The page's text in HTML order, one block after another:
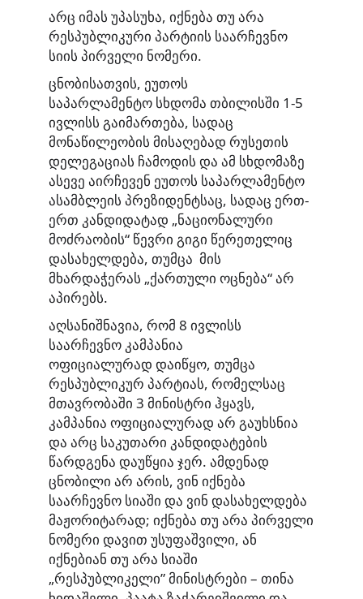
არც იმას უპასუხა, იქნება თუ არა
რესპუბლიკური პარტიის საარჩევნო
სიის პირველი ნომერი.
ცნობისათვის, ეუთოს
საპარლამენტო სხდომა თბილისში 1-5
ივლისს გაიმართება, სადაც
მონაწილეობის მისაღებად რუსეთის
დელეგაციას ჩამოდის და ამ სხდომაზე
ასევე აირჩევენ ეუთოს საპარლამენტო
ასამბლეის პრეზიდენტსაც, სადაც ერთ-
ერთ კანდიდატად „ნაციონალური
მოძრაობის“ წევრი გიგი წერეთელიც
დასახელდება, თუმცა მის
მხარდაჭერას „ქართული ოცნება“ არ
აპირებს.
აღსანიშნავია, რომ 8 ივლისს
საარჩევნო კამპანია
ოფიციალურად დაიწყო, თუმცა
რესპუბლიკურ პარტიას, რომელსაც
მთავრობაში 3 მინისტრი ჰყავს,
კამპანია ოფიციალურად არ გაუხსნია
და არც საკუთარი კანდიდატების
წარდგენა დაუწყია ჯერ. ამდენად
ცნობილი არ არის, ვინ იქნება
საარჩევნო სიაში და ვინ დასახელდება
მაჟორიტარად; იქნება თუ არა პირველი
ნომერი დავით უსუფაშვილი, ან
იქნებიან თუ არა სიაში
„რესპუბლიკელი” მინისტრები – თინა